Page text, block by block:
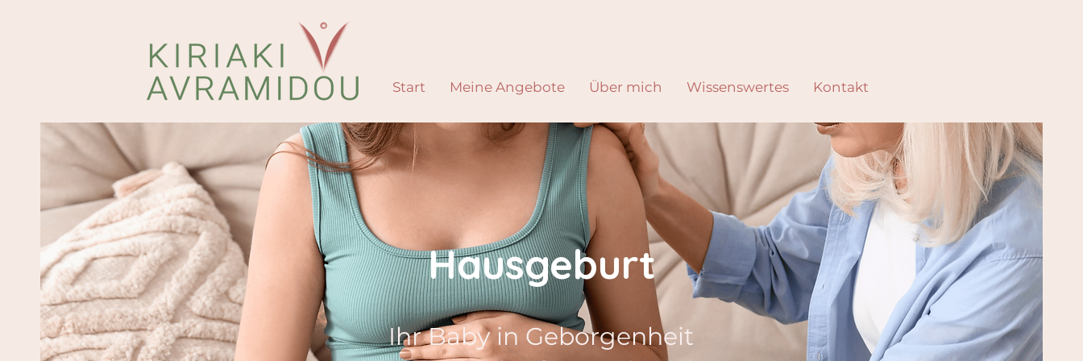
Start Meine Angebote Über mich Wissenswertes Kontakt
Hausgeburt
Ihr Baby in Geborgenheit